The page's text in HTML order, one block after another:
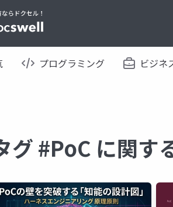
プログラミング ビジネ
グ #PoC に関す